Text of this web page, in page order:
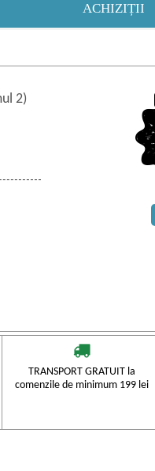
ACHIZIȚII
2)
TRANSPORT GRATUIT la
comenzile de minimum 199 lei